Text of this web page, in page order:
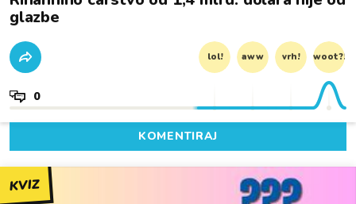
glazbe
lol! aww vrh! woot?!
0
KOMENTIRAJ
KVIZ